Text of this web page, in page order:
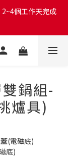
個工作天完成
個工作天完成
個工作天完成
鍋組-
爐具)
(電磁底)
底)